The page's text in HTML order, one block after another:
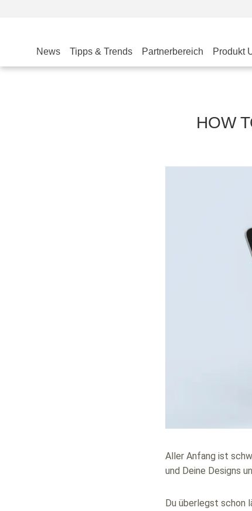
News Tipps & Trends Partnerbereich Produkt
HOW
Aller Anfang ist
und Deine Designs
Du überlegst schon